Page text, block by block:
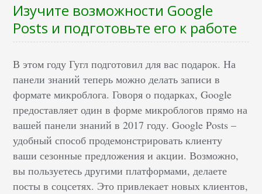
Изучите возможности Google
Posts и подготовьте его к работе
В этом году Гугл подготовил для вас подарок. На
панели знаний теперь можно делать записи в
формате микроблога. Говоря о подарках, Google
предоставляет один в форме микроблогов прямо на
вашей панели знаний в 2017 году. Google Posts –
удобный способ продемонстрировать клиенту
ваши сезонные предложения и акции. Возможно,
вы пользуетесь другими платформами, делаете
посты в соцсетях. Это привлекает новых клиентов,